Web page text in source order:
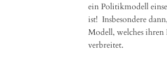
ein Politikmodell
ist! Insbesondere
Modell, welches ihren
verbreitet.